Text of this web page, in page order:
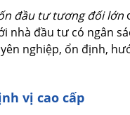
đầu tư tương đối lớn
nhà đầu tư có ngân
nghiệp, ổn định,
vị cao cấp